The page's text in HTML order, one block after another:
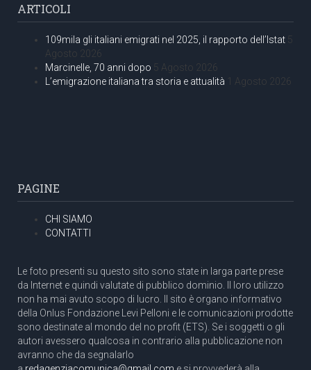
ARTICOLI
109mila gli italiani emigrati nel 2025, il rapporto dell’Istat 5
Agosto 2026
Marcinelle, 70 anni dopo 5 Agosto 2026
L’emigrazione italiana tra storia e attualità 1 Agosto 2026
PAGINE
CHI SIAMO
CONTATTI
Le foto presenti su questo sito sono state in larga parte prese
da Internet e quindi valutate di pubblico dominio. Il loro utilizzo
non ha mai avuto scopo di lucro. Il sito è organo informativo
della Onlus Fondazione Levi Pelloni e le comunicazioni prodotte
sono destinate al mondo del no profit (ETS). Se i soggetti o gli
autori avessero qualcosa in contrario alla pubblicazione non
avranno che da segnalarlo